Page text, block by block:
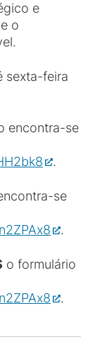
e
o
sexta-feira
encontra-se
.
se
.
o formulário
.